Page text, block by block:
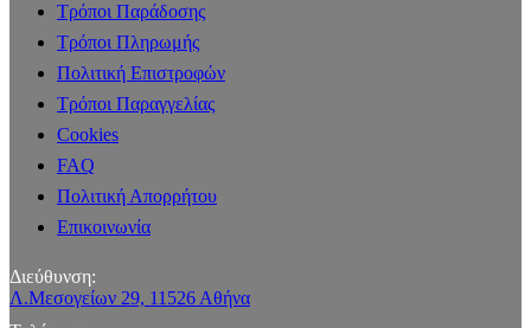
Τρόποι Παράδοσης
Τρόποι Πληρωμής
Πολιτική Επιστροφών
Τρόποι Παραγγελίας
Cookies
FAQ
Πολιτική Απορρήτου
Επικοινωνία
Διεύθυνση:
Λ.Μεσογείων 29, 11526 Αθήνα